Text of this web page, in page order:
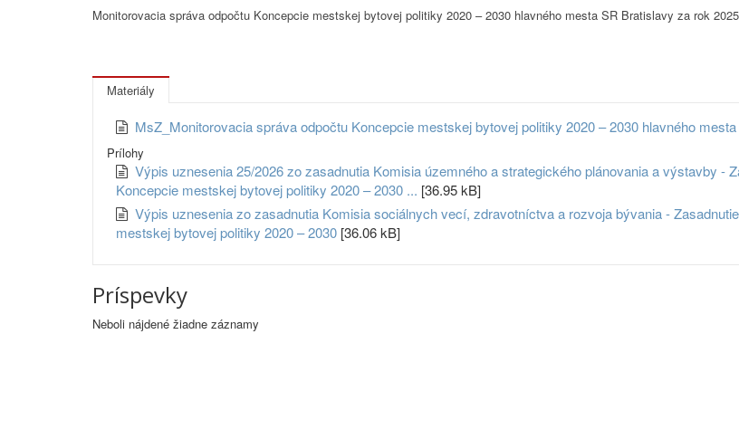
Monitorovacia správa odpočtu Koncepcie mestskej bytovej politiky 2020 – 2030 hlavného mesta SR Bratislavy za rok 2025
Materiály
MsZ_Monitorovacia správa odpočtu Koncepcie mestskej bytovej politiky 2020 – 2030 hlavného
Prílohy
Výpis uznesenia 25/2026 zo zasadnutia Komisia územného a strategického plánovania a výstavby -
Koncepcie mestskej bytovej politiky 2020 – 2030 ... [36.95 kB]
Výpis uznesenia zo zasadnutia Komisia sociálnych vecí, zdravotníctva a rozvoja bývania -
mestskej bytovej politiky 2020 – 2030 [36.06 kB]
Príspevky
Neboli nájdené žiadne záznamy